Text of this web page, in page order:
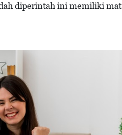
diperintah ini memiliki